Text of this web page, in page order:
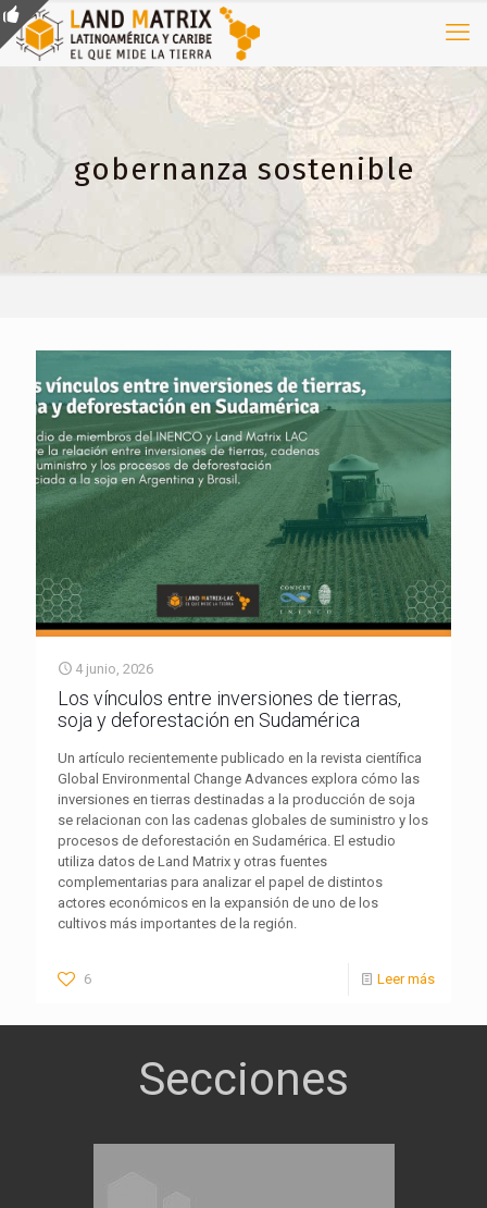
gobernanza sostenible
4 junio, 2026
Los vínculos entre inversiones de tierras,
soja y deforestación en Sudamérica
Un artículo recientemente publicado en la revista científica
Global Environmental Change Advances explora cómo las
inversiones en tierras destinadas a la producción de soja
se relacionan con las cadenas globales de suministro y los
procesos de deforestación en Sudamérica. El estudio
utiliza datos de Land Matrix y otras fuentes
complementarias para analizar el papel de distintos
actores económicos en la expansión de uno de los
cultivos más importantes de la región.
6 Leer más